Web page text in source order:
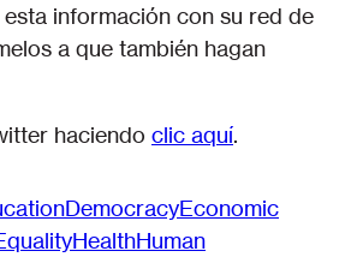
información con su red de
a que también hagan
haciendo clic aquí.
DemocracyEconomic
HealthHuman